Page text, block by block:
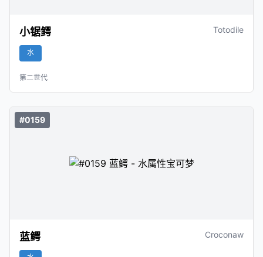
小锯鳄 Totodile
水
第二世代
#0159
蓝鳄 Croconaw